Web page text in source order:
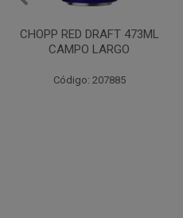
CHOPP RED DRAFT 500ML
CAMPO LARGO
Código: 259450